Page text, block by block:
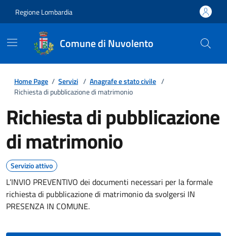
Regione Lombardia
Comune di Nuvolento
Home Page / Servizi / Anagrafe e stato civile /
Richiesta di pubblicazione di matrimonio
Richiesta di pubblicazione
di matrimonio
Servizio attivo
L’INVIO PREVENTIVO dei documenti necessari per la formale
richiesta di pubblicazione di matrimonio da svolgersi IN
PRESENZA IN COMUNE.